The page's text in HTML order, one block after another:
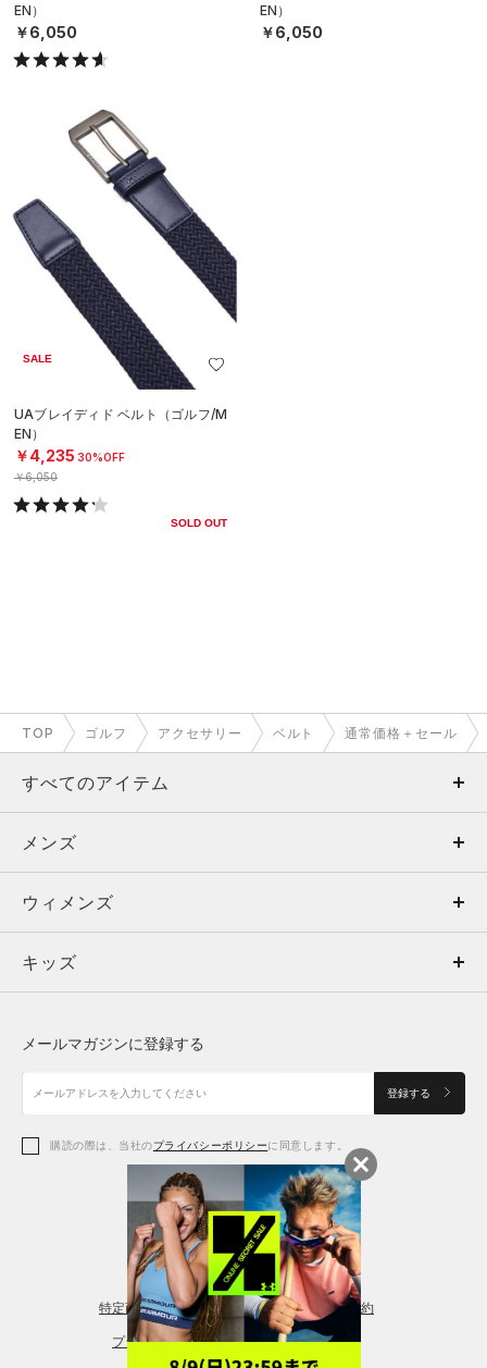
EN）
￥6,050
EN）
￥6,050
SALE
UAブレイディド ベルト（ゴルフ/M
EN）
￥4,235 30%OFF
￥6,050
SOLD OUT
TOP ゴルフ アクセサリー ベルト 通常価格＋セール
すべてのアイテム
メンズ
ウィメンズ
キッズ
アクセサリー
メンズ
トップス
ボトムス
アクセサリー
ウィメンズ
トップス
シューズ
アクセサリー
レギンス＆タイツ
キッズ
シューズ
メールマガジンに登録する
登録する
購読の際は、当社のプライバシーポリシーに同意します。
特定商取引法に基づく通販の表記 会員規約
プライバシーポリシー